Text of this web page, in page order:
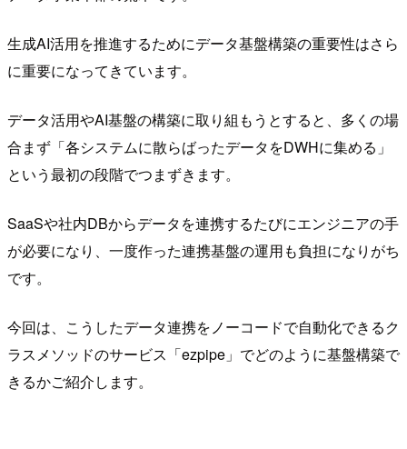
生成AI活用を推進するためにデータ基盤構築の重要性はさら
に重要になってきています。
データ活用やAI基盤の構築に取り組もうとすると、多くの場
合まず「各システムに散らばったデータをDWHに集める」
という最初の段階でつまずきます。
SaaSや社内DBからデータを連携するたびにエンジニアの手
が必要になり、一度作った連携基盤の運用も負担になりがち
です。
今回は、こうしたデータ連携をノーコードで自動化できるク
ラスメソッドのサービス「ezpipe」でどのように基盤構築で
きるかご紹介します。